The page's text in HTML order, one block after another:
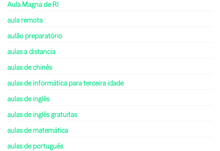
Aula Magna de RI
aula remota
aulão preparatório
aulas a distancia
aulas de chinês
aulas de informática para terceira idade
aulas de inglês
aulas de inglês gratuitas
aulas de matemática
aulas de português